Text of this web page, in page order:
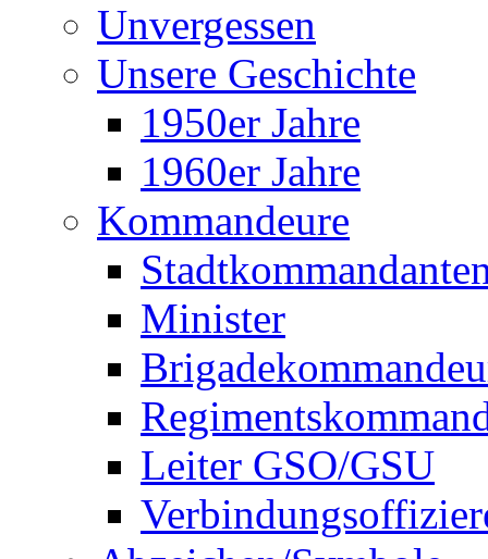
Unvergessen
Unsere Geschichte
1950er Jahre
1960er Jahre
Kommandeure
Minister
Leiter GSO/GSU